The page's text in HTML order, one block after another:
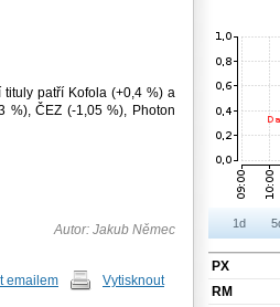
patří Kofola (+0,4 %) a
%), ČEZ (-1,05 %), Photon
Autor: Jakub Němec
emailem Vytisknout
1d
PX
RM